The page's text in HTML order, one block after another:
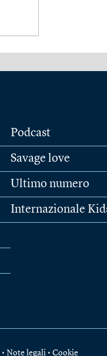
Podcast
Savage love
Ultimo numero
Internazionale
Note legali • Cookie